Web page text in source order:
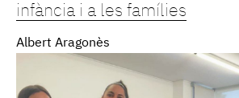
infància i a les famílies
Albert Aragonès